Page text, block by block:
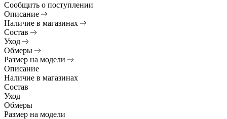
Сообщить о поступлении
Описание
Наличие в магазинах
Состав
Уход
Обмеры
Размер на модели
Описание
Наличие в магазинах
Состав
Уход
Обмеры
Размер на модели